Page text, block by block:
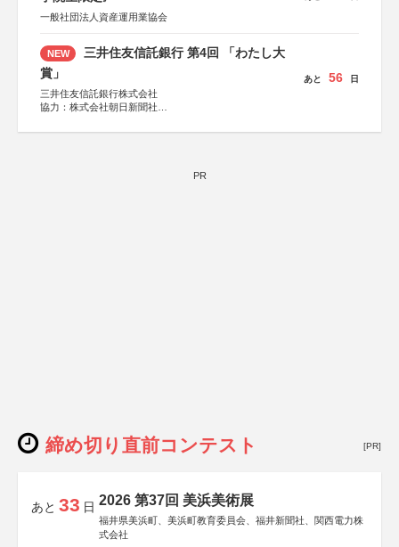
一般社団法人資産運用業協会
NEW
三井住友信託銀行 第4回 「わたし大
賞」
三井住友信託銀行株式会社
協力：株式会社朝日新聞社
あと 56 日
PR
締め切り直前コンテスト [PR]
あと 33 日 2026 第37回 美浜美術展
福井県美浜町、美浜町教育委員会、福井新聞社、関西電力株
式会社